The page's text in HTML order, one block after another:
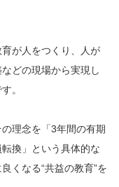
が人をつくり、人が
どの現場から実現し
。
理念を「3年間の有期
換」という具体的な
くなる“共益の教育”を